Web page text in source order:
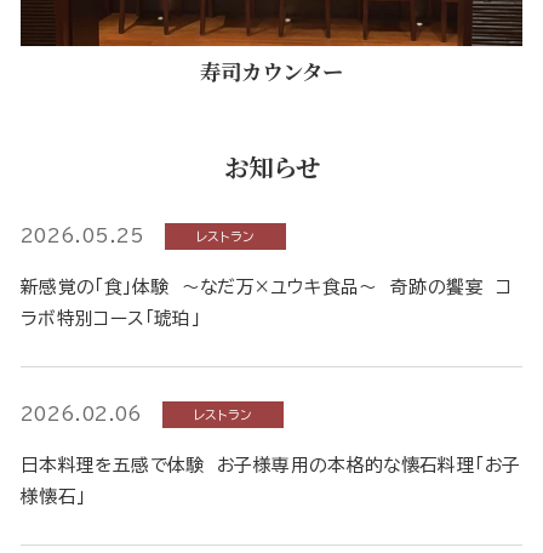
寿司カウンター
お知らせ
2026.05.25 レストラン
新感覚の「食」体験 ～なだ万×ユウキ食品～ 奇跡の饗宴 コ
ラボ特別コース「琥珀」
2026.02.06 レストラン
日本料理を五感で体験 お子様専用の本格的な懐石料理「お子
様懐石」